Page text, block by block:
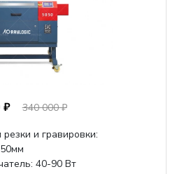
₽
340 000 ₽
и гравировки:
40-90 Вт